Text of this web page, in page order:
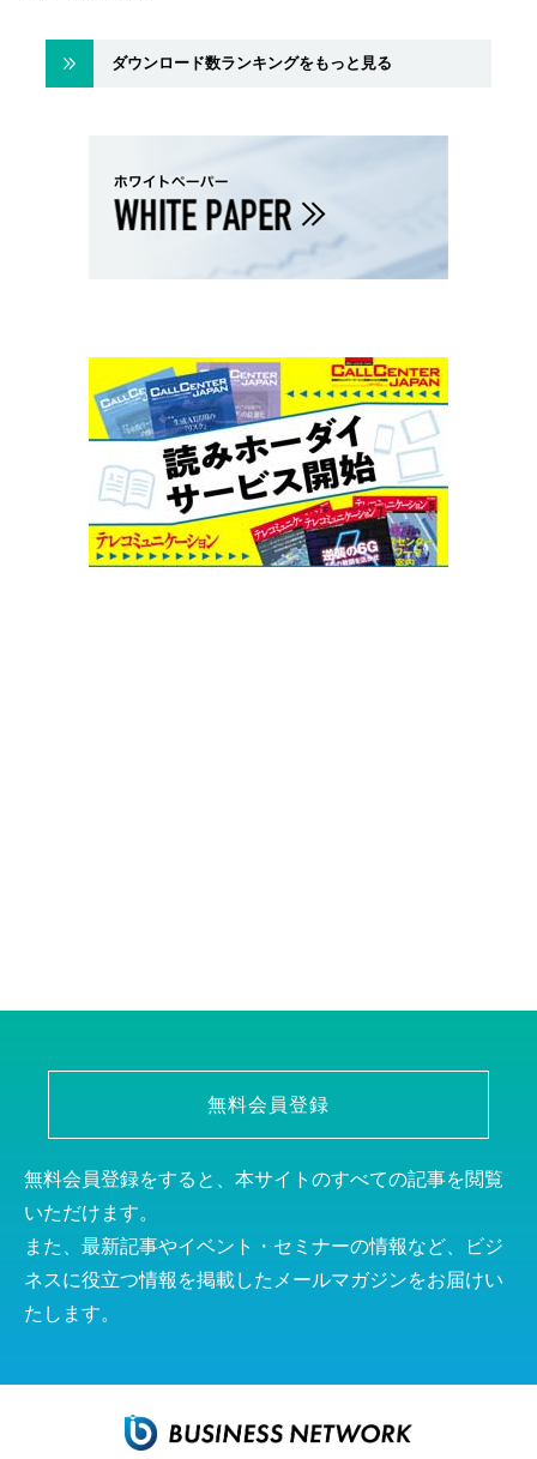
ダウンロード数ランキングをもっと見る
無料会員登録
無料会員登録をすると、本サイトのすべての記事を閲覧
いただけます。
また、最新記事やイベント・セミナーの情報など、ビジ
ネスに役立つ情報を掲載したメールマガジンをお届けい
たします。